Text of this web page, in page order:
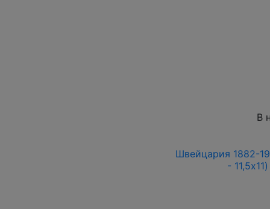
В
Швейцария 1882-
-